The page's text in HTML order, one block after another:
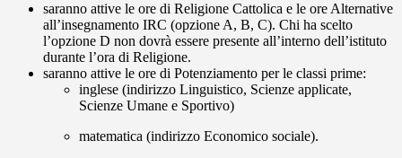
saranno attive le ore di Religione Cattolica e le ore Alternative
all’insegnamento IRC (opzione A, B, C). Chi ha scelto
l’opzione D non dovrà essere presente all’interno dell’istituto
durante l’ora di Religione.
saranno attive le ore di Potenziamento per le classi prime:
inglese (indirizzo Linguistico, Scienze applicate,
Scienze Umane e Sportivo)
matematica (indirizzo Economico sociale).